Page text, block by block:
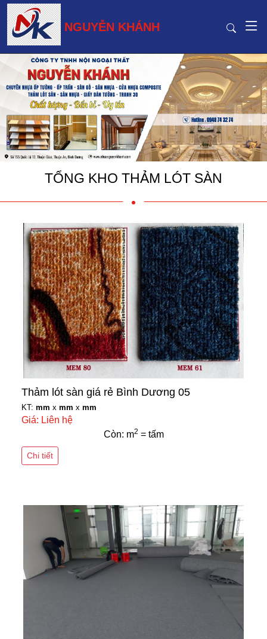
NGUYỄN KHÁNH
TỔNG KHO THẢM LÓT SÀN
Thảm lót sàn giá rẻ Bình Dương 05
KT: mm x mm x mm
Giá: Liên hệ
Còn: m2 = tấm
Chi tiết